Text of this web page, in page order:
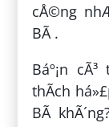
cÅ©ng
BÃ .
Báº¡n
thÃ­ch
BÃ